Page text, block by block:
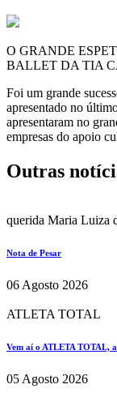
O GRANDE
BALLET DA TIA
Foi um grande
apresentado no
apresentaram no
empresas do apoio
Outras
querida Maria Luiza
Nota de Pesar
06 Agosto 2026
ATLETA TOTAL
Vem aí o ATLETA TOTAL,
05 Agosto 2026